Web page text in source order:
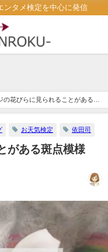
ンタメ検定を中心に発信
の花びらに見られることがある斑
お天気検定 依田司
がある斑点模様